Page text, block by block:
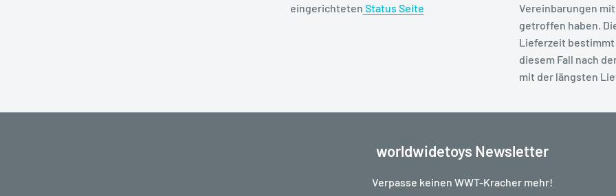
eingerichteten Status Seite
Vereinbarungen
getroffen haben.
Lieferzeit bestimmt
diesem Fall nach
mit der längsten
worldwidetoys Newsletter
Verpasse keinen WWT-Kracher mehr!